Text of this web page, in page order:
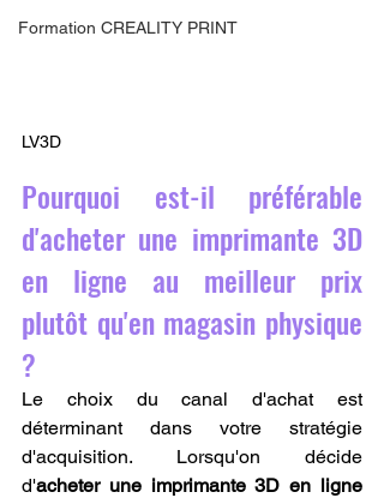
Formation CREALITY PRINT
LV3D
Pourquoi est-il préférable
d'acheter une imprimante 3D
en ligne au meilleur prix
plutôt qu'en magasin physique
?
Le choix du canal d'achat est
déterminant dans votre stratégie
d'acquisition. Lorsqu'on décide
d'acheter une imprimante 3D en ligne